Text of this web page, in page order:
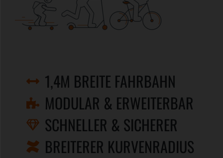
1,4M BREITE FAHRBAHN
MODULAR & ERWEITERBAR
SCHNELLER & SICHERER
BREITERER KURVENRADIUS